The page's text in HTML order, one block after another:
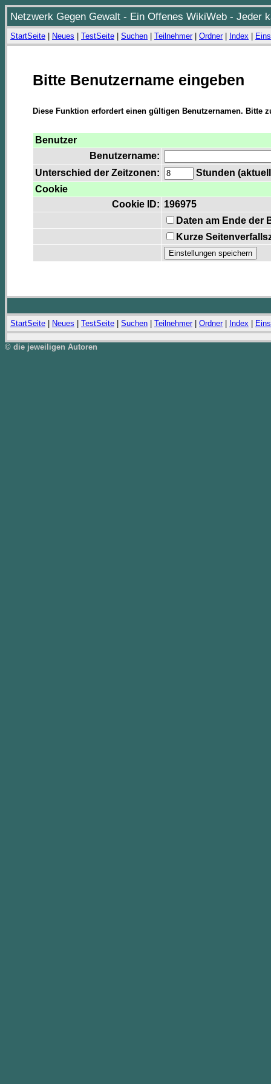
Netzwerk Gegen Gewalt - Ein Offenes WikiWeb - Jeder
StartSeite Neues TestSeite Suchen Teilnehmer| Ordner| Index
Bitte Benutzername eingeben
Diese Funktion erfordert einen gültigen Benutzernamen. Bitte
Benutzer
Benutzername:
Unterschied der Zeitzonen:
Stunden
Cookie
Cookie ID: 196975
Daten am Ende der
Kurze
StartSeite Neues TestSeite Suchen Teilnehmer| Ordner| Index
© die jeweiligen Autoren